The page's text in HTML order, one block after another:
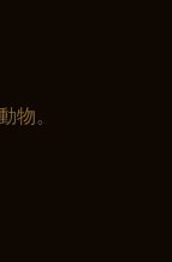
物。